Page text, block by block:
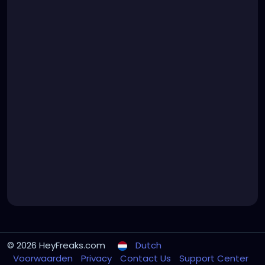
© 2026 HeyFreaks.com
Dutch
Voorwaarden
Privacy Contact Us
Support Center